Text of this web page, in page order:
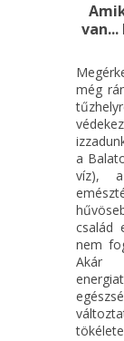
még
a
víz),
család
nem